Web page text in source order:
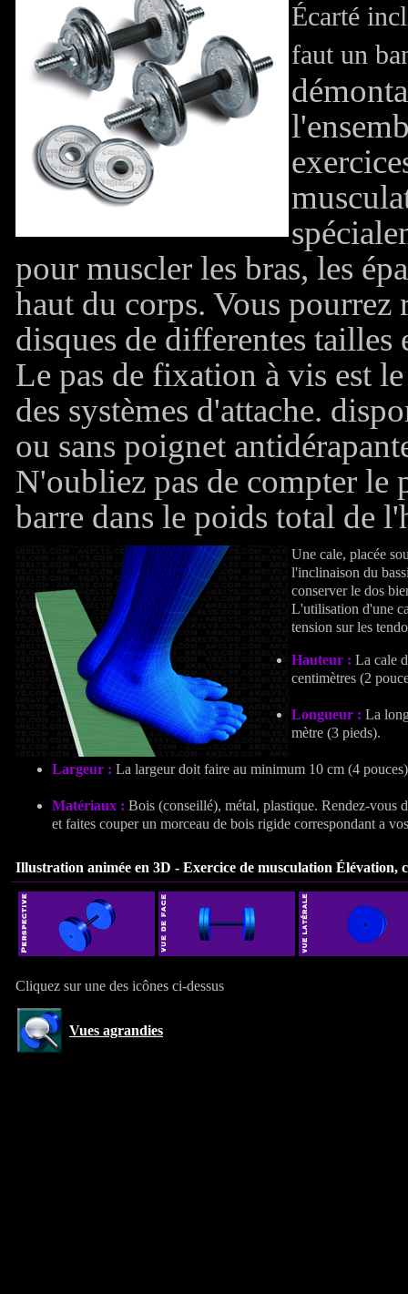
Écarté
faut un
pour muscler les bras, les
haut du corps. Vous pourrez
disques de differentes tailles
Le pas de fixation à vis est
des systèmes d'attache.
ou sans poignet
N'oubliez pas de compter le
barre dans le poids total de
Une cale, placée
l'inclinaison du
conserver le dos
L'utilisation d'une
tension sur les
Hauteur : La cale
centimètres (2
Longueur : La
mètre (3 pieds).
Largeur : La largeur doit faire au minimum 10 cm (4
Matériaux : Bois (conseillé), métal, plastique. Rendez-vous
et faites couper un morceau de bois rigide correspondant a
Illustration animée en 3D - Exercice de musculation Élévation,
Cliquez sur une des icônes ci-dessus
Vues agrandies